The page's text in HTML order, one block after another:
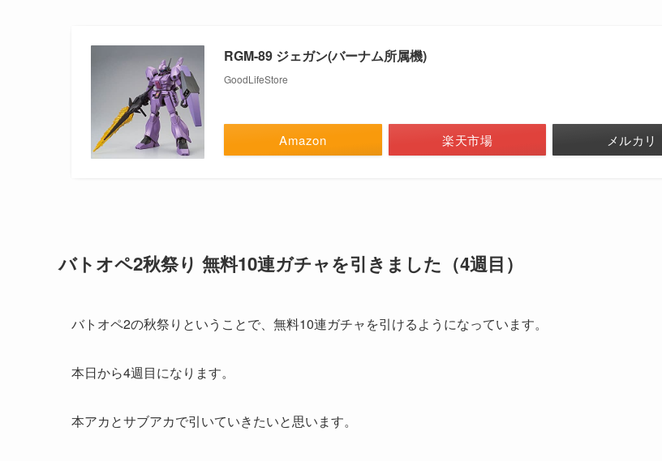
RGM-89 ジェガン(バーナム所属機)
GoodLifeStore
Amazon 楽天市場 メルカリ
バトオペ2秋祭り 無料10連ガチャを引きました（4週目）
バトオペ2の秋祭りということで、無料10連ガチャを引けるようになっています。
本日から4週目になります。
本アカとサブアカで引いていきたいと思います。